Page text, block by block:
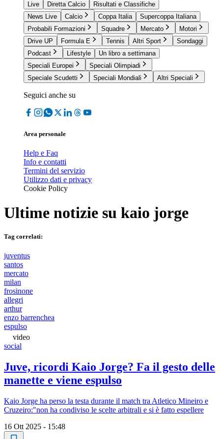
Live
Diretta Calcio
Risultati e Classifiche
News Live
Calcio Coppa Italia
Supercoppa Italiana
Probabili Formazioni
Squadre Mercato
Motori
Drive UP
Formula E Tennis Altri Sport
Sondaggi
Podcast
Lifestyle
Un libro a settimana
Speciali Europei
Speciali Olimpiadi
Speciale Scudetti
Speciali Mondiali Altri Speciali
Seguici anche su
Area personale
Help e Faq
Info e contatti
Termini del servizio
Utilizzo dati e privacy
Cookie Policy
Ultime notizie su kaio jorge
Tag correlati:
juventus
santos
mercato
milan
frosinone
allegri
arthur
enzo barrenchea
espulso
video
social
Juve, ricordi Kaio Jorge? Fa il gesto delle
manette e viene espulso
Kaio Jorge ha perso la testa durante il match tra Atletico Mineiro e
Cruzeiro:"non ha condiviso le scelte arbitrali e si è fatto espellere
16 Ott 2025 - 15:48